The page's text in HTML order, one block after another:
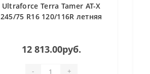
Ultraforce Terra Tamer AT-X
245/75 R16 120/116R летняя
12 813.00руб.
- +